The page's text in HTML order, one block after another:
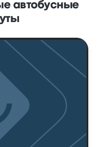
автобусные